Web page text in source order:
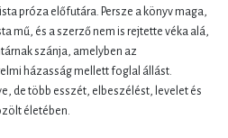
próza előfutára. Persze a könyv maga,
mű, és a szerző nem is rejtette véka alá,
szánja, amelyben az
házasság mellett foglal állást.
de több esszét, elbeszélést, levelet és
életében.